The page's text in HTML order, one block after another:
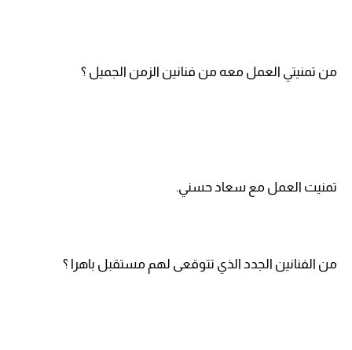
من تمنيتي العمل معه من فنانين الزمن الجميل ؟
تمنيت العمل مع سعاد حسني.
من الفنانين الجدد الذي تتوقعى لهم مستقبل باهرا ؟